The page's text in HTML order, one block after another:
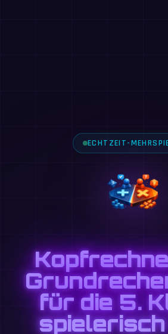
ECHTZEIT-
für die 5.